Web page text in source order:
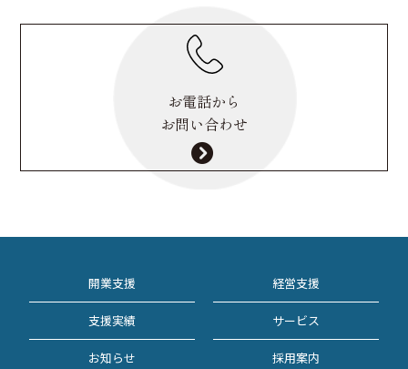
お電話から
お問い合わせ
開業支援 経営支援
支援実績 サービス
お知らせ 採用案内